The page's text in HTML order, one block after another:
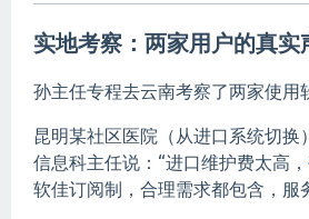
实地考察：两家用户的真实
孙主任专程去云南考察了两家使用
昆明某社区医院（从进口系统切换）
信息科主任说：“进口维护费太高，
软佳订阅制，合理需求都包含，服